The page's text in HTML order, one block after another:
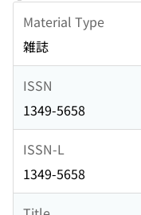
Material Type
雑誌
ISSN
1349-5658
ISSN-L
1349-5658